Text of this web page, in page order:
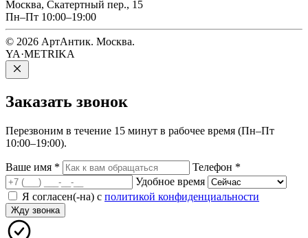
Москва, Скатертный пер., 15
Пн–Пт 10:00–19:00
© 2026 АртАнтик. Москва.
YA·METRIKA
Заказать звонок
Перезвоним в течение 15 минут в рабочее время (Пн–Пт
10:00–19:00).
Ваше имя * Телефон *
Удобное время
Я согласен(-на) с политикой конфиденциальности
Жду звонка